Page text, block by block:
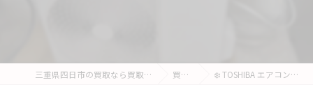
三重県四日市の買取なら買取マクサス 三重四日市店 買取実績 ❄️ TOSHIBA エアコンを四日市で買取✨